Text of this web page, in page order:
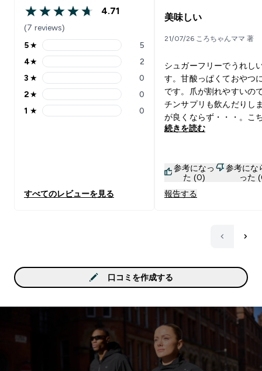
4.71 out of 5 stars
4.71
(7 reviews)
5 stars rating 5 reviews
5★ 5
4 stars rating 2 reviews
4★ 2
3 stars rating 0 reviews
3 ★ 0
2 stars rating 0 reviews
2★ 0
1 stars rating 0 reviews
1 ★ 0
すべてのレビューを見る
美味しい
21/07/26 ころちゃんママ 著
シュガーフリーでうれし
す。甘酸っぱくておやつ
です。爪が割れやすいの
チンサプリも飲んだりし
が良くならず・・・。こ
効果があれば良いのです
続きを読む
参考になっ
た (0)
参考にな
った
報告する
口コミを作成する